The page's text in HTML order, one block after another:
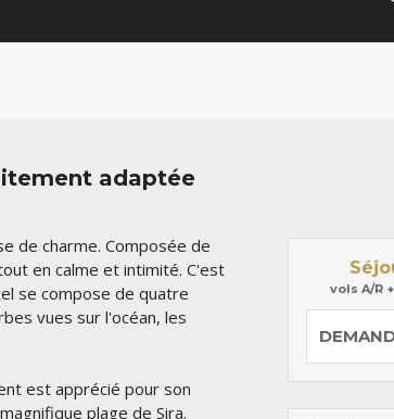
adaptée
de charme. Composée de
en calme et intimité. C'est
se compose de quatre
vues sur l'océan, les
est apprécié pour son
plage de Sira.
vols A/R